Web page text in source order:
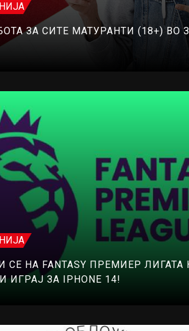
ЗА СИТЕ МАТУРАНТИ (18+) ВО
НА FANTASY ПРЕМИЕР ЛИГАТА
ИГРАЈ ЗА IPHONE 14!